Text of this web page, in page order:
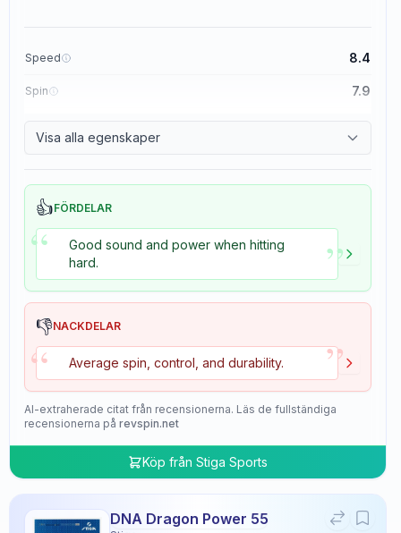
Speed 8.4
Spin 7.9
Visa alla egenskaper
👍FÖRDELAR
“
Good sound and power when hitting
hard.
”
👎NACKDELAR
“ Average spin, control, and durability. ”
AI-extraherade citat från recensionerna. Läs de fullständiga
recensionerna på revspin.net
Köp från Stiga Sports
DNA Dragon Power 55